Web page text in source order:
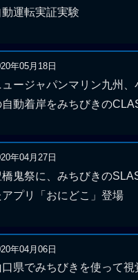
動運転実証実験
年05月18日
ュージャパンマリン九州、
自動着岸をみちびきの
年04月27日
橋鬼祭に、みちびきの
アプリ「おにどこ」登場
年04月06日
口県でみちびきを使って視